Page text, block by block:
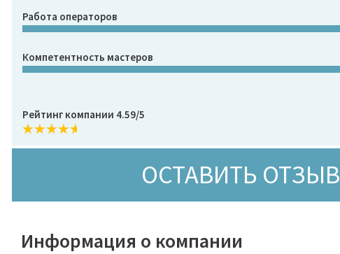
Работа операторов
Компетентность мастеров
Рейтинг компании 4.59/5
ОСТАВИТЬ ОТЗЫВ
Информация о компании